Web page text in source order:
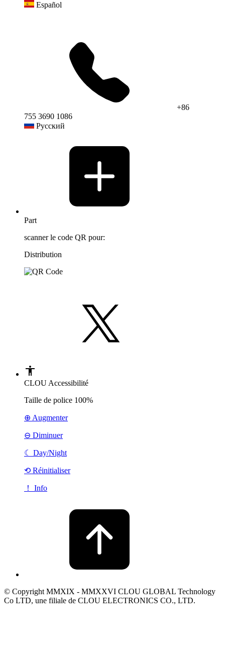
Español
+86
755 3690 1086
Русский
Part
scanner le code QR pour:
Distribution
CLOU Accessibilité
Taille de police 100%
⊕ Augmenter
⊖ Diminuer
☾ Day/Night
⟲ Réinitialiser
！ Info
© Copyright MMXIX - MMXXVI CLOU GLOBAL Technology
Co LTD, une filiale de CLOU ELECTRONICS CO., LTD.